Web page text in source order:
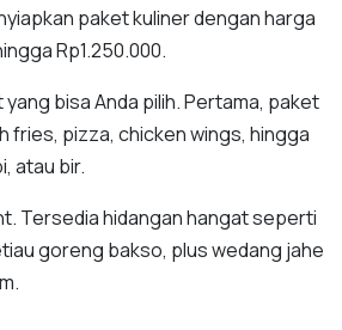
paket kuliner dengan harga
Rp1.250.000.
yang bisa Anda pilih. Pertama, paket
fries, pizza, chicken wings, hingga
atau bir.
Tersedia hidangan hangat seperti
goreng bakso, plus wedang jahe